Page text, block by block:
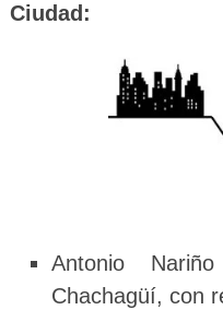
Ciudad:
Antonio
Chachagüí, con